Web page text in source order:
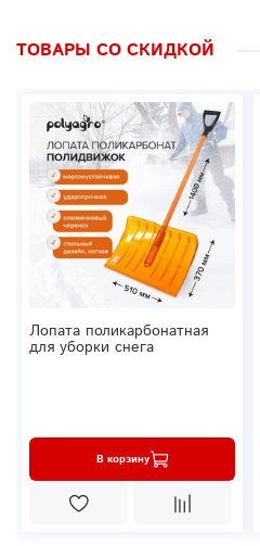
ТОВАРЫ СО СКИДКОЙ
Лопата поликарбонатная
для уборки снега
В корзину